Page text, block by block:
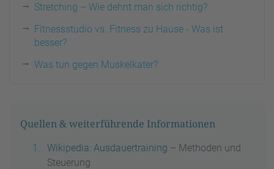
Stretching – Wie dehnt man sich richtig?
Fitnessstudio vs. Fitness zu Hause - Was ist
besser?
Was tun gegen Muskelkater?
Quellen & weiterführende Informationen
Wikipedia: Ausdauertraining – Methoden und
Steuerung